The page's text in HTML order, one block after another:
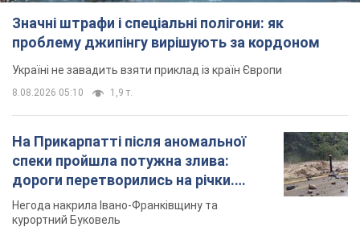
Значні штрафи і спеціальні полігони: як
проблему джипінгу вирішують за кордоном
Україні не завадить взяти приклад із країн Європи
8.08.2026 05:10 1,9 т.
На Прикарпатті після аномальної
спеки пройшла потужна злива:
дороги перетворились на річки.
Відео
Негода накрила Івано-Франківщину та
курортний Буковель